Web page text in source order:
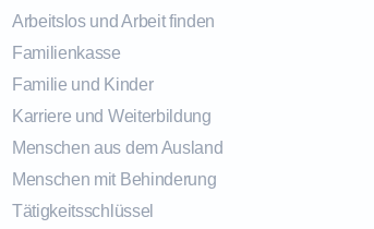
Arbeitslos und Arbeit finden
Familienkasse
Familie und Kinder
Karriere und Weiterbildung
Menschen aus dem Ausland
Menschen mit Behinderung
Tätigkeitsschlüssel